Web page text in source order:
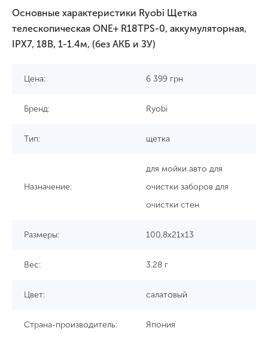
Основные характеристики Ryobi Щетка
телескопическая ONE+ R18TPS-0, аккумуляторная,
IPX7, 18В, 1-1.4м, (без АКБ и ЗУ)
Цена: 6 399 грн
Бренд: Ryobi
Тип: щетка
Назначение:
для мойки авто для
очистки заборов для
очистки стен
Размеры: 100.8x21x13
Вес: 3.28 г
Цвет: салатовый
Страна-производитель: Япония